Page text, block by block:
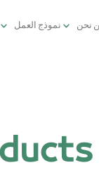
نحن نموذج العمل